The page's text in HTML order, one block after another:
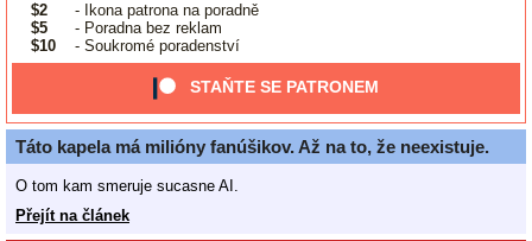
$2
- Ikona patrona na poradně
$5
- Poradna bez reklam
$10
- Soukromé poradenství
STAŇTE SE PATRONEM
Táto kapela má milióny fanúšikov. Až na to, že neexistuje.
O tom kam smeruje sucasne AI.
Přejít na článek